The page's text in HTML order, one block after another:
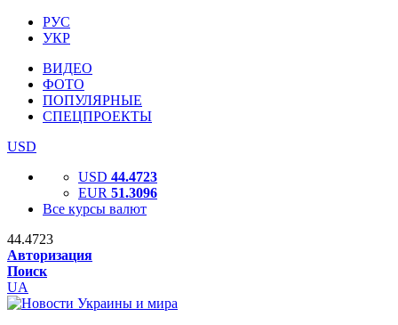
РУС
УКР
ВИДЕО
ФОТО
ПОПУЛЯРНЫЕ
СПЕЦПРОЕКТЫ
USD
USD 44.4723
EUR 51.3096
Все курсы валют
44.4723
Авторизация
Поиск
UA